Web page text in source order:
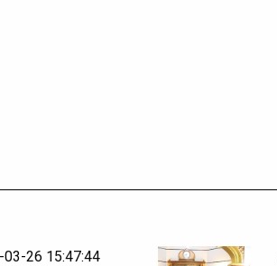
03-26 15:47:44